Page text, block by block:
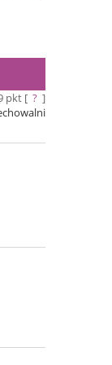
pkt [ ? ]